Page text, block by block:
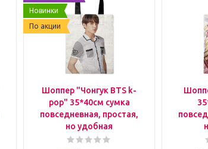
Новинки
По акции
Шоппер "Чонгук BTS k-
pop" 35*40см сумка
повседневная, простая,
но удобная